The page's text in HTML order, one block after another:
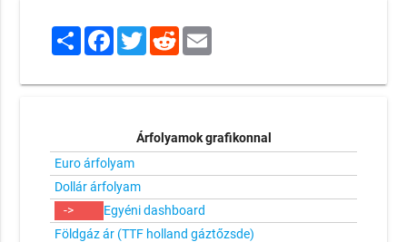
ShareFacebook
TwitterRedditEmail
Árfolyamok grafikonnal
Euro árfolyam
Dollár árfolyam
->
Egyéni dashboard
Földgáz ár (TTF holland gáztőzsde)